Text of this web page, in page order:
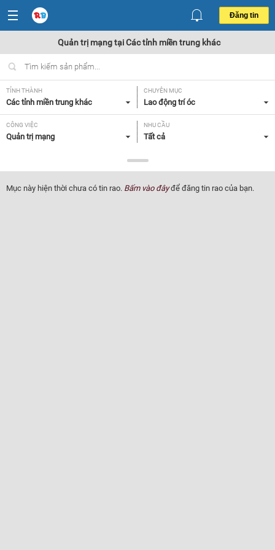
Đăng tin
Quản trị mạng tại Các tỉnh miền trung khác
TỈNH THÀNH
Các tỉnh miền trung khác
CHUYÊN MỤC
Lao động trí óc
CÔNG VIỆC
Quản trị mạng
NHU CẦU
Tất cả
Tất cả
Mục này hiện thời chưa có tin rao. Bấm vào đâyđể đăng tin rao của bạn.